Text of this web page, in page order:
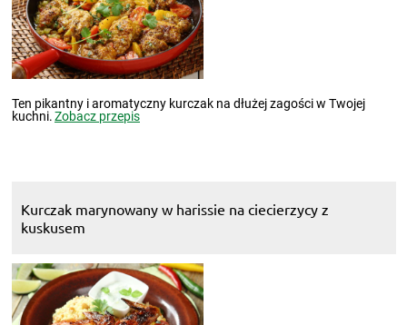
Ten pikantny i aromatyczny kurczak na dłużej zagości w Twojej
kuchni.Zobacz przepis
Kurczak marynowany w harissie na ciecierzycy z
kuskusem